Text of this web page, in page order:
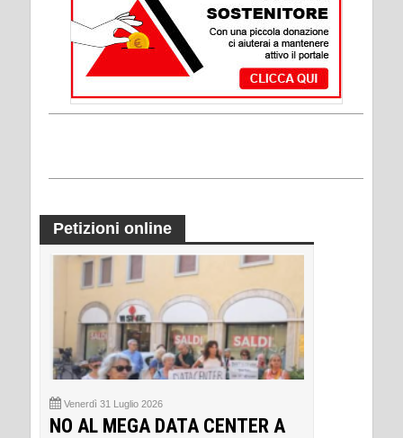
Petizioni online
Venerdì 31 Luglio 2026
NO AL MEGA DATA CENTER A